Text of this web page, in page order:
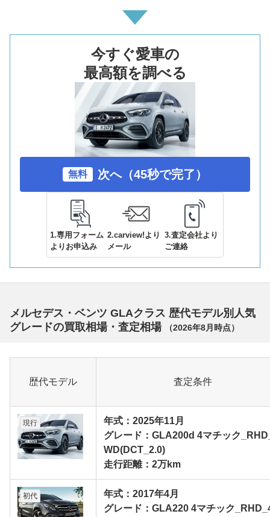
今すぐ愛車の
最高額を調べる
無料 次へ（45秒で完了）
1.専用フォーム
よりお申込み
2.carview!より
メール
3.査定会社より
ご連絡
メルセデス・ベンツ GLAクラス 歴代モデル別人気
グレードの買取相場・査定相場
（2026年8月 時点）
歴代モデル 査定条件
現行
年式：2025年11月
グレード：GLA200d 4マチック
WD(DCT_2.0)
走行距離：2万km
初代
年式：2017年4月
グレード：GLA220 4マチック